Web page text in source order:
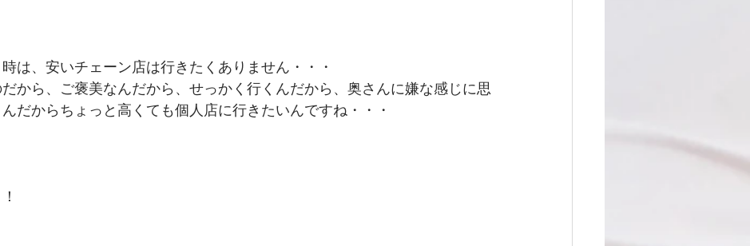
は、安いチェーン店は行きたくありません・・・
から、ご褒美なんだから、せっかく行くんだから、奥さんに嫌な感じに思
だからちょっと高くても個人店に行きたいんですね・・・